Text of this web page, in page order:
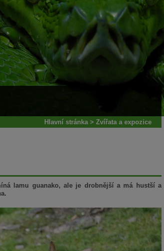
Hlavní stránka> Zvířata a expozice
lamu guanako, ale je drobnější a má hustší a